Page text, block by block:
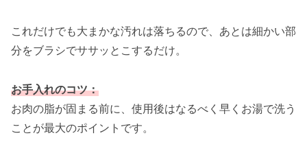
これだけでも大まかな汚れは落ちるので、あとは細かい部
分をブラシでササッとこするだけ。
お手入れのコツ：
お肉の脂が固まる前に、使用後はなるべく早くお湯で洗う
ことが最大のポイントです。